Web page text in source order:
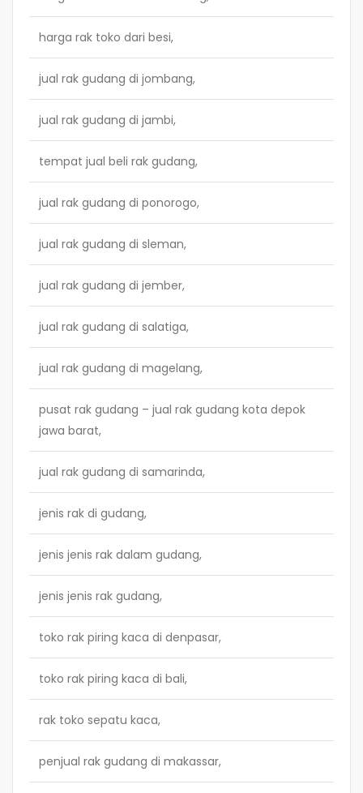
harga rak toko dari besi,
jual rak gudang di jombang,
jual rak gudang di jambi,
tempat jual beli rak gudang,
jual rak gudang di ponorogo,
jual rak gudang di sleman,
jual rak gudang di jember,
jual rak gudang di salatiga,
jual rak gudang di magelang,
pusat rak gudang – jual rak gudang kota depok
jawa barat,
jual rak gudang di samarinda,
jenis rak di gudang,
jenis jenis rak dalam gudang,
jenis jenis rak gudang,
toko rak piring kaca di denpasar,
toko rak piring kaca di bali,
rak toko sepatu kaca,
penjual rak gudang di makassar,